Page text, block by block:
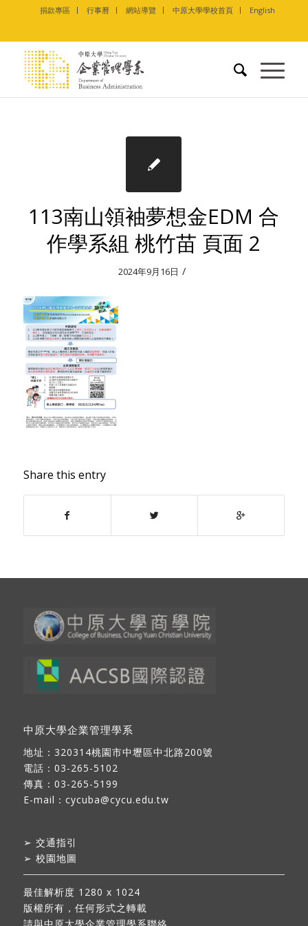
捐款專區 行事曆 網站導覽 中原大學學校首頁 English
113南山領袖夢想金EDM 合
作學系組 桃竹苗 頁面 2
2024年9月16日 /
Share this entry
中原大學企業管理學系
地址： 320314桃園市中壢區中北路200號
電話：03-265-5102
傳真：03-265-5199
E-mail： cycuba@cycu.edu.tw
➢ 交通指引
➢ 校園地圖
最佳解析度 1280 x 1024
版權所有，任何形式之轉載